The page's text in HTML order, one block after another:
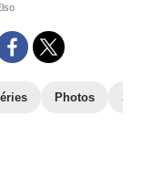
Photos